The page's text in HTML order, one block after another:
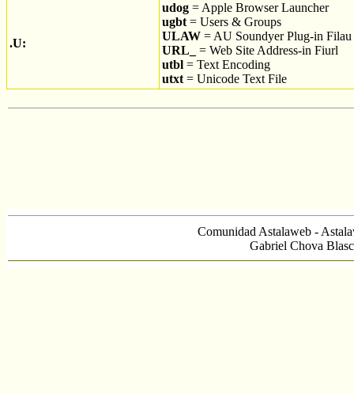
.U:
udog = Apple Browser Launcher
ugbt = Users & Groups
ULAW = AU Soundyer Plug-in Filau
URL_
= Web Site Address-in Fiurl
utbl = Text Encoding
utxt = Unicode Text File
Comunidad Astalaweb -
Gabriel Chova